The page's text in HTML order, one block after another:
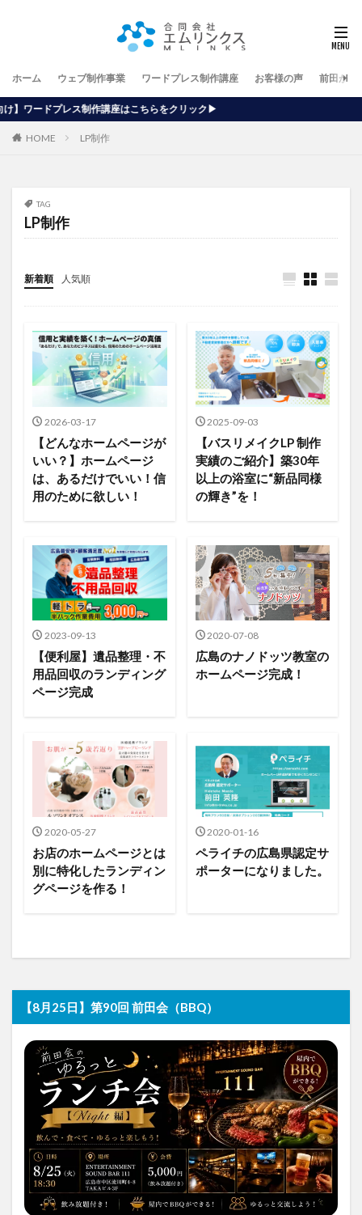
ホーム ウェブ制作事業 ワードプレス制作講座 お客様の声 前田が行
座はこちらをクリック▶
HOME LP制作
TAG
LP制作
新着順 人気順
2026-03-17
【どんなホームページが
いい？】ホームページ
は、あるだけでいい！信
用のために欲しい！
2025-09-03
【バスリメイクLP 制作
実績のご紹介】築30年
以上の浴室に“新品同様
の輝き”を！
2023-09-13
【便利屋】遺品整理・不
用品回収のランディング
ページ完成
2020-07-08
広島のナノドッツ教室の
ホームページ完成！
2020-05-27
お店のホームページとは
別に特化したランディン
グページを作る！
2020-01-16
ペライチの広島県認定サ
ポーターになりました。
【8月25日】第90回 前田会（BBQ）